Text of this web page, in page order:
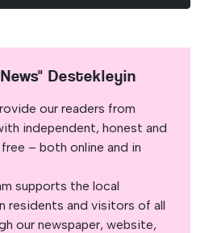
Destekleyin
our readers from
independent, honest and
– both online and in
supports the local
residents and visitors of all
our newspaper, website,